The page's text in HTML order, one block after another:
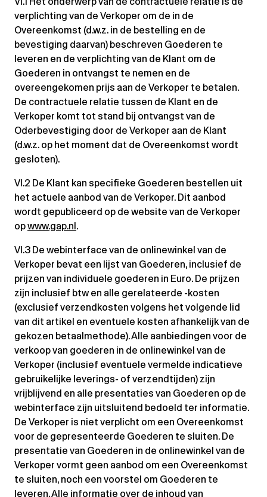
verplichting van de Verkoper om de in de
Overeenkomst (d.w.z. in de bestelling en de
bevestiging daarvan) beschreven Goederen te
leveren en de verplichting van de Klant om de
Goederen in ontvangst te nemen en de
overeengekomen prijs aan de Verkoper te betalen.
De contractuele relatie tussen de Klant en de
Verkoper komt tot stand bij ontvangst van de
Oderbevestiging door de Verkoper aan de Klant
(d.w.z. op het moment dat de Overeenkomst wordt
gesloten).
VI.2 De Klant kan specifieke Goederen bestellen uit
het actuele aanbod van de Verkoper. Dit aanbod
wordt gepubliceerd op de website van de Verkoper
opwww.gap.nl.
VI.3 De webinterface van de onlinewinkel van de
Verkoper bevat een lijst van Goederen, inclusief de
prijzen van individuele goederen in Euro. De prijzen
zijn inclusief btw en alle gerelateerde -kosten
(exclusief verzendkosten volgens het volgende lid
van dit artikel en eventuele kosten afhankelijk van de
gekozen betaalmethode). Alle aanbiedingen voor de
verkoop van goederen in de onlinewinkel van de
Verkoper (inclusief eventuele vermelde indicatieve
gebruikelijke leverings- of verzendtijden) zijn
vrijblijvend en alle presentaties van Goederen op de
webinterface zijn uitsluitend bedoeld ter informatie.
De Verkoper is niet verplicht om een Overeenkomst
voor de gepresenteerde Goederen te sluiten. De
presentatie van Goederen in de onlinewinkel van de
Verkoper vormt geen aanbod om een Overeenkomst
te sluiten, noch een voorstel om Goederen te
leveren. Alle informatie over de inhoud van